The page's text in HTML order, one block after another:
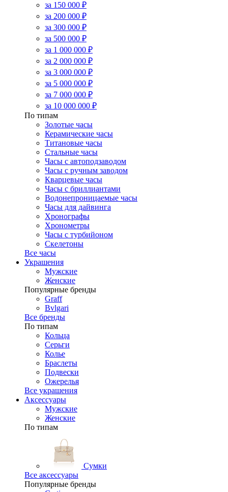
за 150 000 ₽
за 200 000 ₽
за 300 000 ₽
за 500 000 ₽
за 1 000 000 ₽
за 2 000 000 ₽
за 3 000 000 ₽
за 5 000 000 ₽
за 7 000 000 ₽
за 10 000 000 ₽
По типам
Золотые часы
Керамические часы
Титановые часы
Стальные часы
Часы с автоподзаводом
Часы с ручным заводом
Кварцевые часы
Часы с бриллиантами
Водонепроницаемые часы
Часы для дайвинга
Хронографы
Хронометры
Часы с турбийоном
Скелетоны
Все часы
Украшения
Мужские
Женские
Популярные бренды
Graff
Bvlgari
Все бренды
По типам
Кольца
Серьги
Колье
Браслеты
Подвески
Ожерелья
Все украшения
Аксессуары
Мужские
Женские
По типам
Сумки
Все аксессуары
Популярные бренды